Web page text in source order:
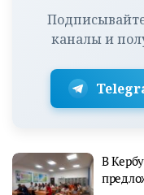
каналы и
В